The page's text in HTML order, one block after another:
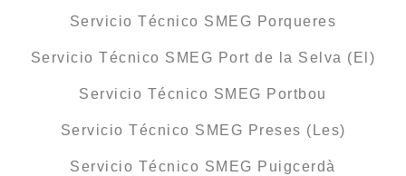
Servicio Técnico SMEG Porqueres
Servicio Técnico SMEG Port de la Selva (El)
Servicio Técnico SMEG Portbou
Servicio Técnico SMEG Preses (Les)
Servicio Técnico SMEG Puigcerdà